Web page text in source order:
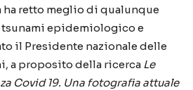
retto meglio di qualunque
epidemiologico e
il Presidente nazionale delle
a proposito della ricerca Le
Covid 19. Una fotografia attuale